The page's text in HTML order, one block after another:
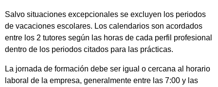
Salvo situaciones excepcionales se excluyen los periodos
de vacaciones escolares. Los calendarios son acordados
entre los 2 tutores según las horas de cada perfil profesional
dentro de los periodos citados para las prácticas.
La jornada de formación debe ser igual o cercana al horario
laboral de la empresa, generalmente entre las 7:00 y las